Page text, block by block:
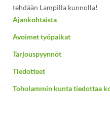
tehdään Lampilla kunnolla!
Ajankohtaista
Avoimet työpaikat
Tarjouspyynnöt
Tiedotteet
Toholammin kunta tiedottaa